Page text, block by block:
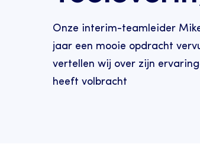
Onze interim-teamleider
jaar een mooie opdracht
vertellen wij over zijn
heeft volbracht